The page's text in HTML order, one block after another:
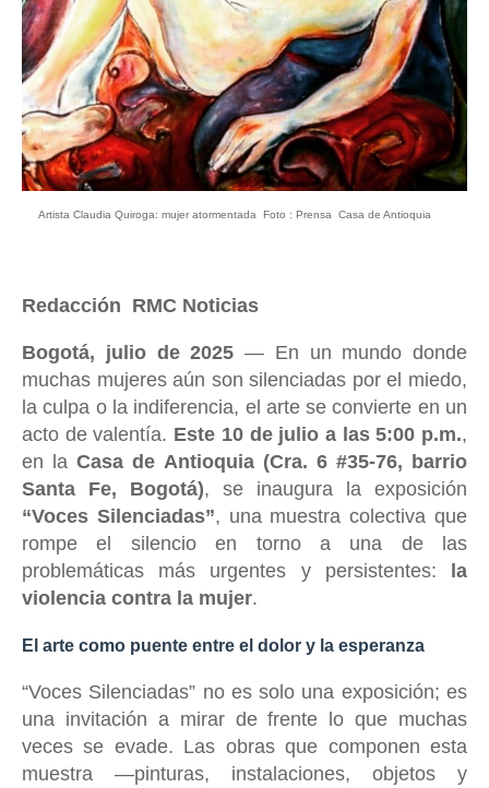
Artista Claudia Quiroga: mujer atormentada Foto : Prensa Casa de Antioquia
Redacción RMC Noticias
Bogotá, julio de 2025 — En un mundo donde
muchas mujeres aún son silenciadas por el miedo,
la culpa o la indiferencia, el arte se convierte en un
acto de valentía. Este 10 de julio a las 5:00 p.m.,
en laCasa de Antioquia (Cra. 6 #35-76, barrio
Santa Fe, Bogotá), se inaugura la exposición
“Voces Silenciadas”, una muestra colectiva que
rompe el silencio en torno a una de las
problemáticas más urgentes y persistentes: la
violencia contra la mujer.
El arte como puente entre el dolor y la esperanza
“Voces Silenciadas” no es solo una exposición; es
una invitación a mirar de frente lo que muchas
veces se evade. Las obras que componen esta
muestra —pinturas, instalaciones, objetos y